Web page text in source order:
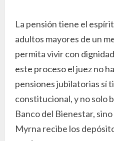
La pensión tiene el
adultos mayores de un
permita vivir con
este proceso el juez no
pensiones jubilatorias sí
constitucional, y no solo
Banco del Bienestar,
Myrna recibe los